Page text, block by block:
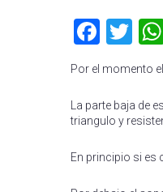
Por el momento
La parte baja de
triangulo y
En principio si es